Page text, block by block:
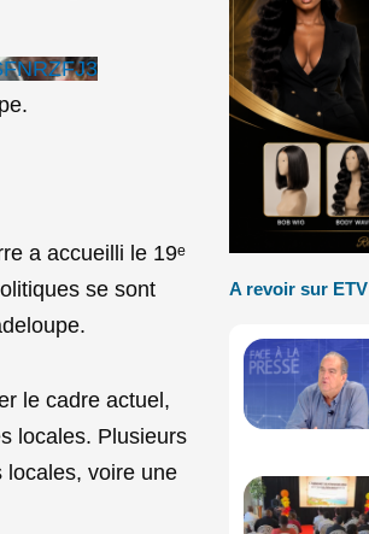
a accueilli le 19ᵉ
se sont
le cadre actuel,
locales. Plusieurs
locales, voire une
A revoir sur ETV